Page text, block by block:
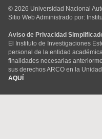
© 2026 Universidad Nacional
Sitio Web Administrado por:
Aviso de Privacidad
El Instituto de Investigaciones
personal de la entidad
finalidades necesarias
sus derechos ARCO en la
AQUÍ